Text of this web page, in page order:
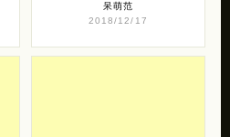
呆萌范
2018/12/17